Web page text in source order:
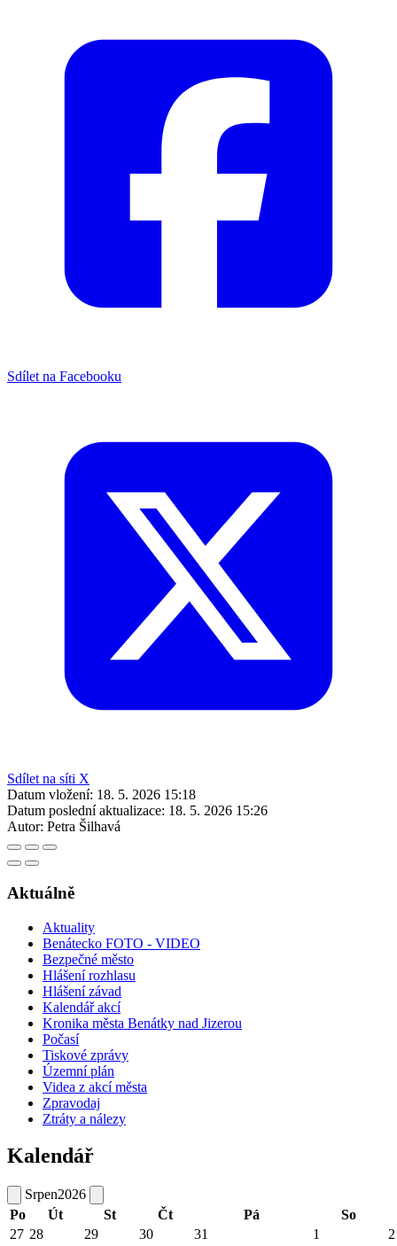
Sdílet na Facebooku
Sdílet na síti X
Datum vložení: 18. 5. 2026 15:18
Datum poslední aktualizace: 18. 5. 2026 15:26
Autor: Petra Šilhavá
Aktuálně
Aktuality
Benátecko FOTO - VIDEO
Bezpečné město
Hlášení rozhlasu
Hlášení závad
Kalendář akcí
Kronika města Benátky nad Jizerou
Počasí
Tiskové zprávy
Územní plán
Videa z akcí města
Zpravodaj
Ztráty a nálezy
Kalendář
Srpen2026
Po
Út St Čt Pá
So
27 28 29 30 31 1 2